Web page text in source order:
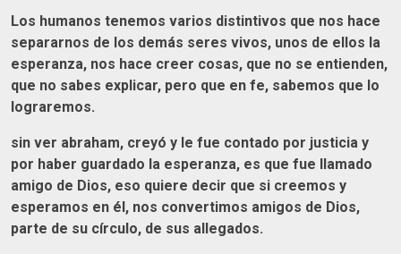
Los humanos tenemos varios distintivos que nos hace
separarnos de los demás seres vivos, unos de ellos la
esperanza, nos hace creer cosas, que no se entienden,
que no sabes explicar, pero que en fe, sabemos que lo
lograremos.
sin ver abraham, creyó y le fue contado por justicia y
por haber guardado la esperanza, es que fue llamado
amigo de Dios, eso quiere decir que si creemos y
esperamos en él, nos convertimos amigos de Dios,
parte de su círculo, de sus allegados.